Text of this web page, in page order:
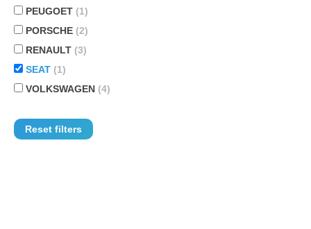
PEUGOET (1)
PORSCHE (2)
RENAULT (3)
SEAT (1)
VOLKSWAGEN (4)
Reset filters